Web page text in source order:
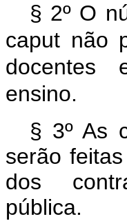
§ 2º O
caput não
docentes
§ 3º As
serão
dos